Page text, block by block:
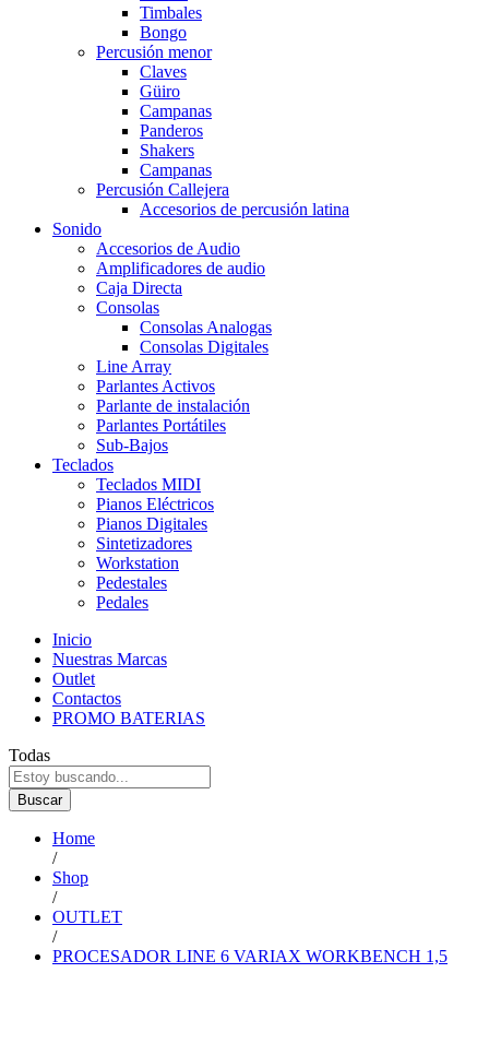
Timbales
Bongo
Percusión menor
Claves
Güiro
Campanas
Panderos
Shakers
Campanas
Percusión Callejera
Accesorios de percusión latina
Sonido
Accesorios de Audio
Amplificadores de audio
Caja Directa
Consolas
Consolas Analogas
Consolas Digitales
Line Array
Parlantes Activos
Parlante de instalación
Parlantes Portátiles
Sub-Bajos
Teclados
Teclados MIDI
Pianos Eléctricos
Pianos Digitales
Sintetizadores
Workstation
Pedestales
Pedales
Inicio
Nuestras Marcas
Outlet
Contactos
PROMO BATERIAS
Todas
Buscar
Home
/
Shop
/
OUTLET
/
PROCESADOR LINE 6 VARIAX WORKBENCH 1,5